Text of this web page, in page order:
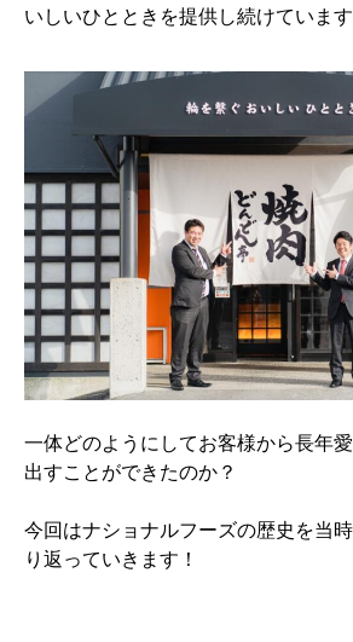
いしいひとときを提供し続けています
一体どのようにしてお客様から長年
出すことができたのか？
今回はナショナルフーズの歴史を当
り返っていきます！